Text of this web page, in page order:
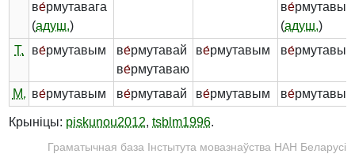
ве́рмутавага
(адуш.)
ве́рмутавых
(адуш.)
Т.
ве́рмутавым ве́рмутавай
ве́рмутаваю
ве́рмутавым ве́
М. ве́рмутавым ве́рмутавай ве́рмутавым ве́рмутавых
Крыніцы: piskunou2012, tsblm1996.
Граматычная база Інстытута мовазнаўства НАН Беларусі